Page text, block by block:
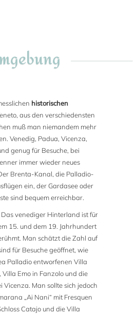
historischen
aus den verschiedensten
muß man niemandem mehr
Venedig, Padua, Vicenza,
genug für Besuche, bei
immer wieder neues
Brenta-Kanal, die Palladio-
ein, der Gardasee oder
sind bequem erreichbar.
Das venediger Hinterland ist für
15. und dem 19. Jahrhundert
Man schätzt die Zahl auf
für Besuche geöffnet, wie
Palladio entworfenen Villa
Emo in Fanzolo und die
Vicenza. Man sollte sich jedoch
„Ai Nani“ mit Fresquen
Catajo und die Villa